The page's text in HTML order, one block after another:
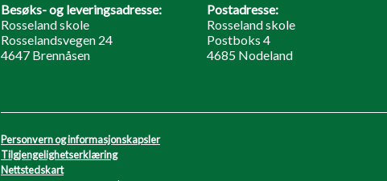
Besøks- og leveringsadresse:
Rosseland skole
Rosselandsvegen 24
4647 Brennåsen
Postadresse:
Rosseland skole
Postboks 4
4685 Nodeland
Personvern og informasjonskapsler
Tilgjengelighetserklæring
Nettstedskart